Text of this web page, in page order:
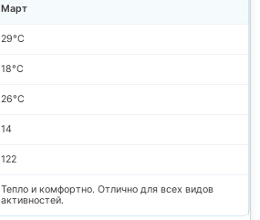
Март
29°C
18°C
26°C
14
122
Тепло и комфортно. Отлично для всех видов
активностей.